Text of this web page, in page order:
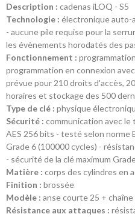
Description : cadenas iLOQ - S5
Technologie : électronique auto-
- aucune pile requise pour la
les évènements horodatés des
Fonctionnement :
programmation en connexion
prévue pour 210 droits d'accès,
horaires et stockage des 500
Type de clé : physique
Sécurité : communication avec
AES 256 bits - testé selon norme
Grade 6 (100000 cycles) -
- sécurité de la clé maximum
Matière : corps des cylindres en
Finition : brossée
Modèle : anse courte 25 + chaîne
Résistance aux attaques :